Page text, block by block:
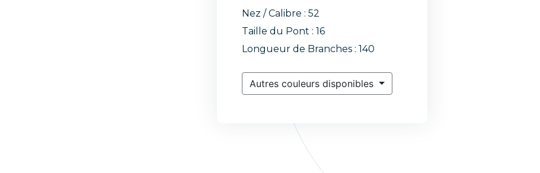
Nez / Calibre : 52
Taille du Pont : 16
Longueur de Branches : 140
Autres couleurs disponibles